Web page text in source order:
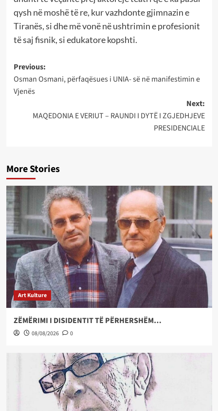
qysh në moshë të re, kur vazhdonte gjimnazin e
Tiranës, si dhe më vonë në ushtrimin e profesionit
të saj fisnik, si edukatore kopshti.
Post
navigation
Previous:
Osman Osmani, përfaqësues i UNIA- së në manifestimin e
Vjenës
Next:
MAQEDONIA E VERIUT – RAUNDI I DYTË I ZGJEDHJEVE
PRESIDENCIALE
More Stories
Art Kulture
ZËMËRIMI I DISIDENTIT TË PËRHERSHËM…
08/08/2026 0